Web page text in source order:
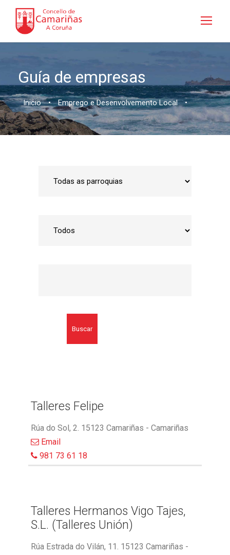
Guía de empresas
Inicio • Emprego e Desenvolvemento Local •
Buscar
Talleres Felipe
Rúa do Sol, 2. 15123 Camariñas - Camariñas
Email
981 73 61 18
Talleres Hermanos Vigo Tajes,
S.L. (Talleres Unión)
Rúa Estrada do Vilán, 11. 15123 Camariñas -